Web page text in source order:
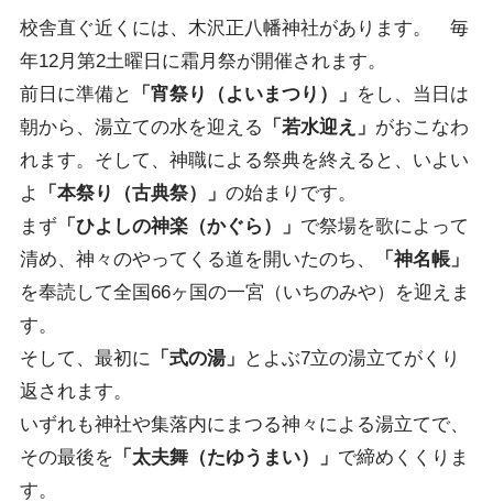
校舎直ぐ近くには、木沢正八幡神社があります。 毎
年12月第2土曜日に霜月祭が開催されます。
前日に準備と
「宵祭り（よいまつり）」 をし、当日は
朝から、湯立ての水を迎える
「若水迎え」 がおこなわ
れます。そして、神職による祭典を終えると、いよい
よ
「本祭り（古典祭）」 の始まりです。
まず「ひよしの神楽（かぐら）」 で祭場を歌によって
清め、神々のやってくる道を開いたのち、
「神名帳」
を奉読して全国66ヶ国の一宮（いちのみや）を迎えま
す。
そして、最初に 「式の湯」
とよぶ7立の湯立てがくり
返されます。
いずれも神社や集落内にまつる神々による湯立てで、
その最後を 「太夫舞（たゆうまい）」 で締めくくりま
す。